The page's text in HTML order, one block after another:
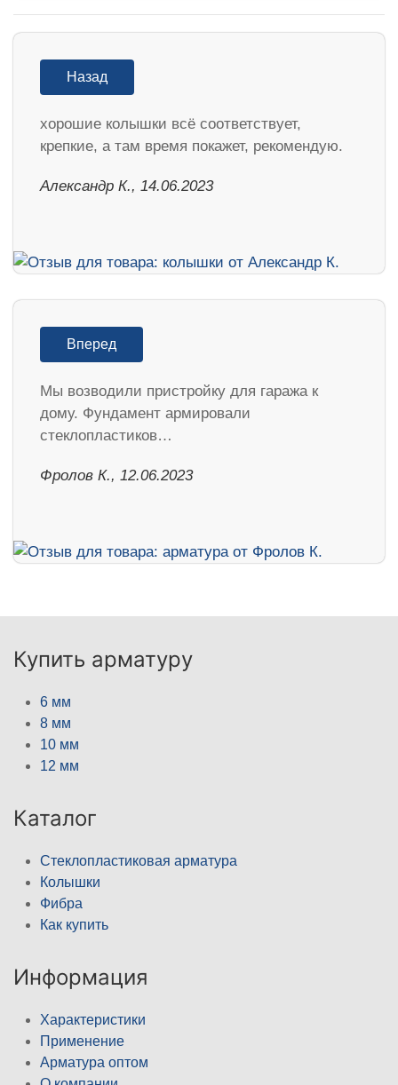
Назад
хорошие колышки всё соответствует,
крепкие, а там время покажет, рекомендую.
Александр К., 14.06.2023
Вперед
Мы возводили пристройку для гаража к
дому. Фундамент армировали
стеклопластиков…
Фролов К., 12.06.2023
Купить арматуру
6 мм
8 мм
10 мм
12 мм
Каталог
Стеклопластиковая арматура
Колышки
Фибра
Как купить
Информация
Характеристики
Применение
Арматура оптом